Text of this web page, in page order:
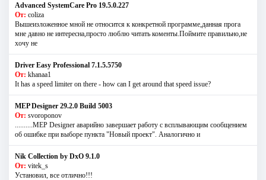
Advanced SystemCare Pro 19.5.0.227
От: coliza
Вышеизложенное мной не относится к конкретной программе,данная прога
мне давно не интересна,просто люблю читать коменты.Поймите правильно,не
хочу не
Driver Easy Professional 7.1.5.5750
От: khanaa1
It has a speed limiter on there - how can I get around that speed issue?
MEP Designer 29.2.0 Build 5003
От: svoroponov
..........MEP Designer аварийно завершает работу с всплывающим сообщением
об ошибке при выборе пункта "Новый проект". Аналогично и
Nik Collection by DxO 9.1.0
От: vitek_s
Установил, все отлично!!!